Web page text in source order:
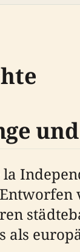
la
als